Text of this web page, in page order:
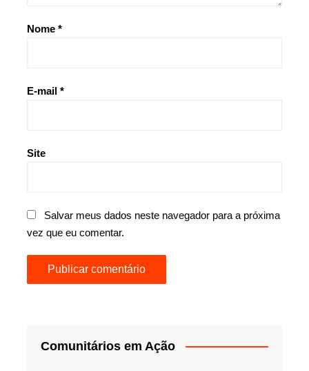
Nome *
E-mail *
Site
Salvar meus dados neste navegador para a próxima
vez que eu comentar.
Comunitários em Ação